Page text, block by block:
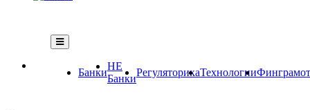
Банки
НЕ
Банки
РегуляторикаТехнологии